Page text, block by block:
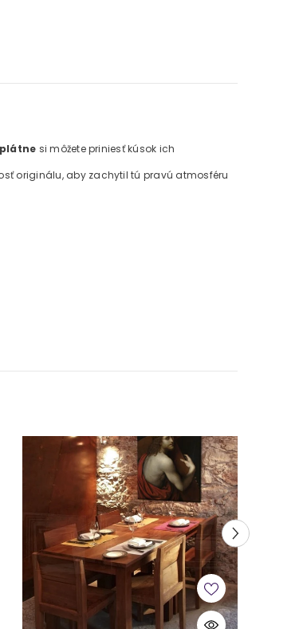
si môžete priniesť kúsok ich
originálu, aby zachytil tú pravú atmosféru